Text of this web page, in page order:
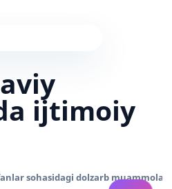
ijtimoiy